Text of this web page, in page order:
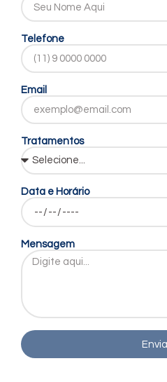
Telefone
Email
Tratamentos
Data e Horário
Mensagem